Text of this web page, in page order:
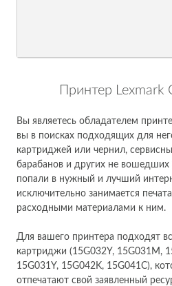
Принтер
Вы являетесь обладателем
вы в поисках подходящих для
картриджей или чернил,
барабанов и других не вошедших
попали в нужный и лучший
исключительно занимается
расходными материалами к ним.
Для вашего принтера подходят
картриджи (15G032Y, 15G031M,
15G031Y, 15G042K, 15G041C),
отпечатают свой заявленный